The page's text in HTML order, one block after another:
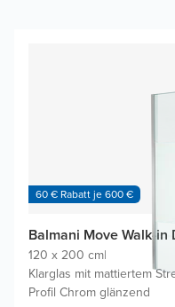
60 € Rabatt je 600 €
Balmani Move Walk-in
120 x 200 cm|
Klarglas mit mattiertem
Profil Chrom glänzend